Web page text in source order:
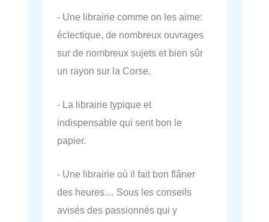
- Une librairie comme on les aime:
éclectique, de nombreux ouvrages
sur de nombreux sujets et bien sûr
un rayon sur la Corse.
- La librairie typique et
indispensable qui sent bon le
papier.
- Une librairie où il fait bon flâner
des heures… Sous les conseils
avisés des passionnés qui y